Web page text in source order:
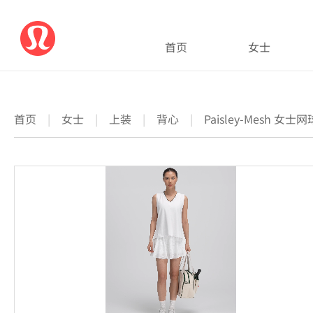
首页 女士
首页 | 女士 | 上装 | 背心 | Paisley-Mesh 女士网